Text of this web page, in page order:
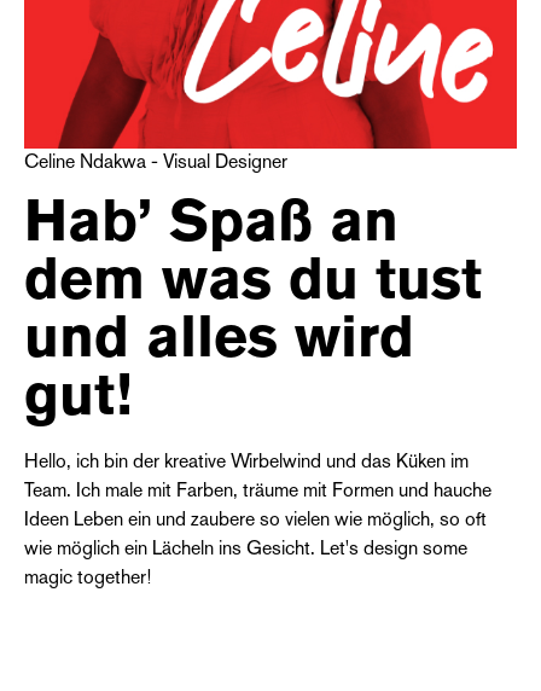
Celine Ndakwa - Visual Designer
Hab’ Spaß an
dem was du tust
und alles wird
gut!
Hello, ich bin der kreative Wirbelwind und das Küken im
Team. Ich male mit Farben, träume mit Formen und hauche
Ideen Leben ein und zaubere so vielen wie möglich, so oft
wie möglich ein Lächeln ins Gesicht. Let's design some
magic together!